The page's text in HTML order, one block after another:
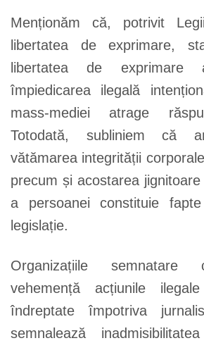
Menționăm că, potrivit
libertatea de exprimare,
libertatea de
împiedicarea ilegală
mass-mediei atrage
Totodată, subliniem că
vătămarea integrității
precum și acostarea
a persoanei constituie
legislație.
Organizațiile semnatare
vehemență acțiunile
îndreptate împotriva
semnalează